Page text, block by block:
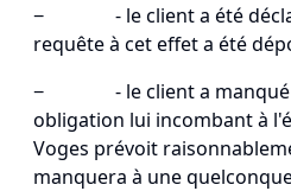
− - le client a été
requête à cet effet a été
− - le client a manqué à
obligation lui incombant à
Voges prévoit
manquera à une